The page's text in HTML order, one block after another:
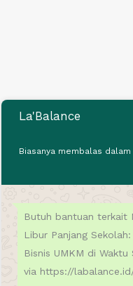
La'Balance
Biasanya membalas
Butuh bantuan terkait
Libur Panjang
Bisnis UMKM di Waktu
via https://